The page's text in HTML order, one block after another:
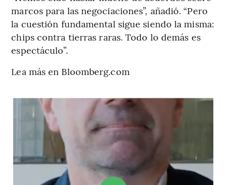
marcos para las negociaciones”, añadió. “Pero
la cuestión fundamental sigue siendo la misma:
chips contra tierras raras. Todo lo demás es
espectáculo”.
Lea más en Bloomberg.com